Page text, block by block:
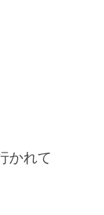
かれて